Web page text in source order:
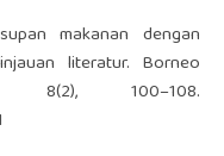
makanan dengan
literatur. Borneo
8(2), 100–108.